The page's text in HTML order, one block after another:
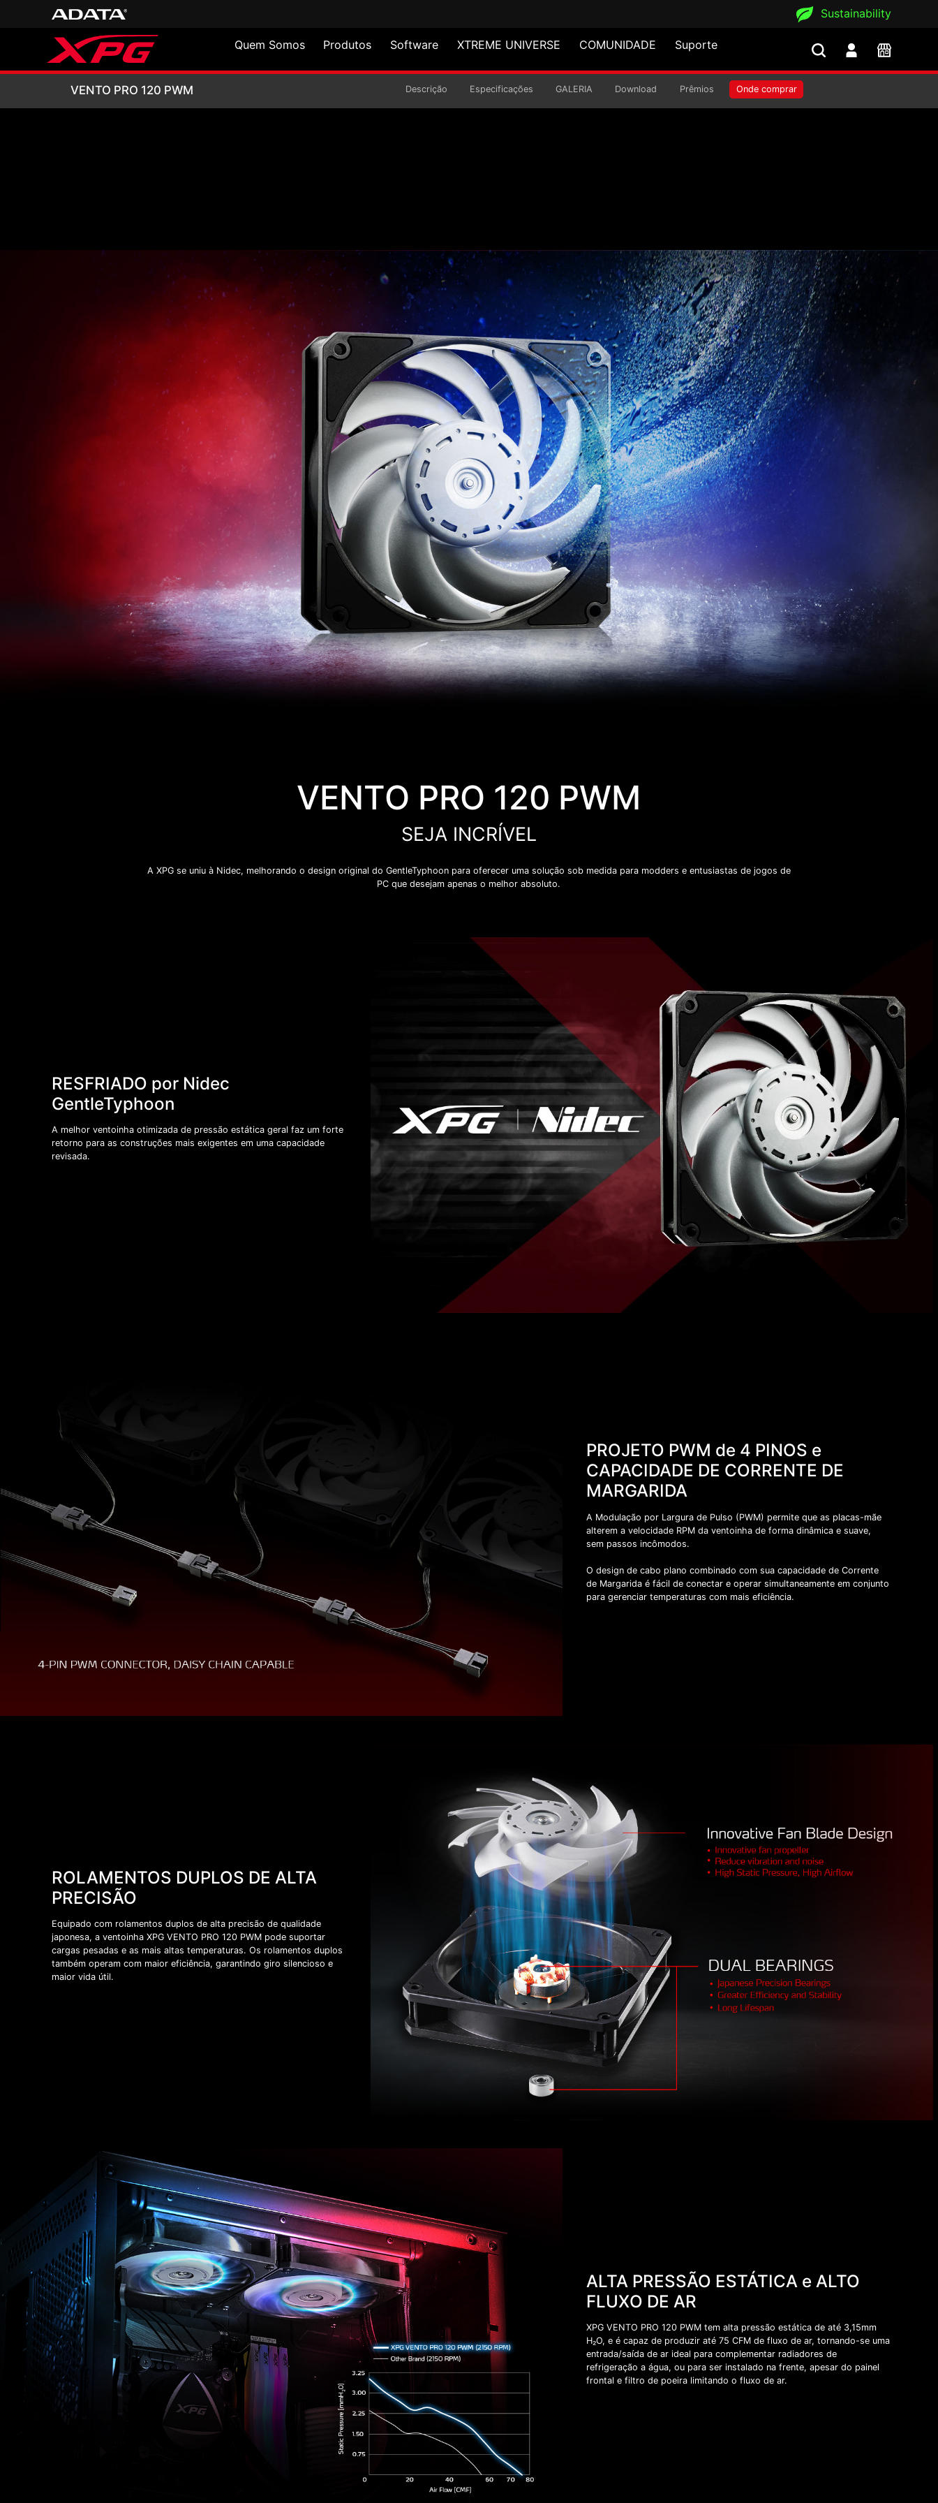
Sustainability
Quem Somos Produtos Software XTREME UNIVERSE COMUNIDADE Suporte
VENTO PRO 120 PWM
VENTO PRO 120 PWM Descrição Especificações GALERIA Download Prêmios Onde comprar
VENTO PRO 120 PWM
SEJA INCRÍVEL
A XPG se uniu à Nidec, melhorando o design original do GentleTyphoon para oferecer uma solução sob medida para modders e entusiastas de jogos de
PC que desejam apenas o melhor absoluto.
RESFRIADO por Nidec
GentleTyphoon
A melhor ventoinha otimizada de pressão estática geral faz um forte
retorno para as construções mais exigentes em uma capacidade
revisada.
PROJETO PWM de 4 PINOS e
CAPACIDADE DE CORRENTE DE
MARGARIDA
A Modulação por Largura de Pulso (PWM) permite que as placas-mãe
alterem a velocidade RPM da ventoinha de forma dinâmica e suave,
sem passos incômodos.
O design de cabo plano combinado com sua capacidade de Corrente
de Margarida é fácil de conectar e operar simultaneamente em conjunto
para gerenciar temperaturas com mais eficiência.
ROLAMENTOS DUPLOS DE ALTA
PRECISÃO
Equipado com rolamentos duplos de alta precisão de qualidade
japonesa, a ventoinha XPG VENTO PRO 120 PWM pode suportar
cargas pesadas e as mais altas temperaturas. Os rolamentos duplos
também operam com maior eficiência, garantindo giro silencioso e
maior vida útil.
ALTA PRESSÃO ESTÁTICA e ALTO
FLUXO DE AR
XPG VENTO PRO 120 PWM tem alta pressão estática de até 3,15mm
H₂O, e é capaz de produzir até 75 CFM de fluxo de ar, tornando-se uma
entrada/saída de ar ideal para complementar radiadores de
refrigeração a água, ou para ser instalado na frente, apesar do painel
frontal e filtro de poeira limitando o fluxo de ar.